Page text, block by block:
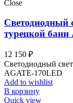
Close
Светодиодный
турецкой
12 150 ₽
Светодиодный
AGATE-170LED
Add to wishlist
В корзину
Quick view